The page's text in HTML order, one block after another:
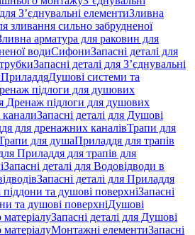
З’єднувальні елементиЗливна
зливання сильно забрудненої
арматура для раковин для
водиСифониЗапасні деталі для
Запасні деталі для З’єднувальні
ПриладдяДушові системи та
підлоги для душових
Дренаж підлоги для душових
Запасні деталі для Душові
для дренажних каналівТрапи для
для душаПриладдя для трапів
Приладдя для трапів для
Запасні деталі для Водовідводи в
Запасні деталі для Приладдя
та душові поверхніЗапасні
та душові поверхніДушові
матеріалуЗапасні деталі для Душові
матеріалуМонтажні елементиЗапасні